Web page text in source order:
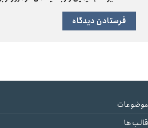
موضوعات
قالب ها